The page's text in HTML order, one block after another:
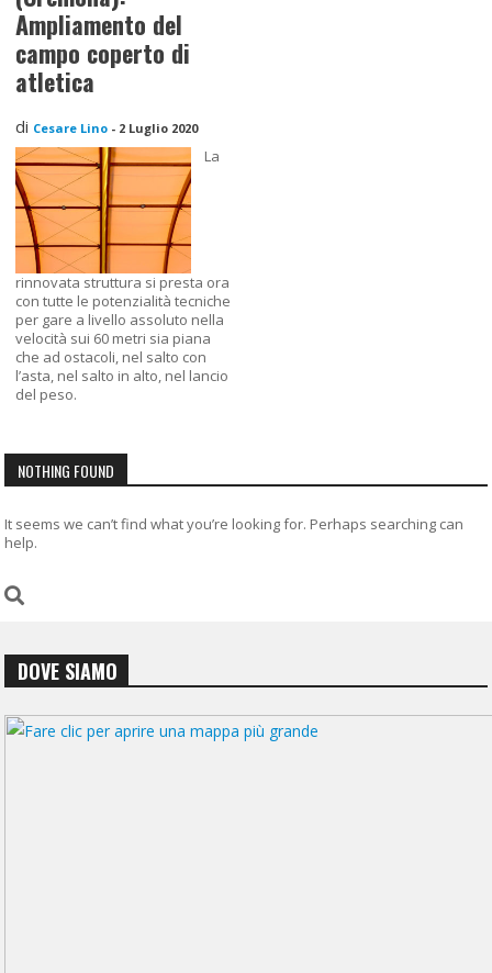
Ampliamento del
campo coperto di
atletica
di Cesare Lino - 2 Luglio 2020
La
rinnovata struttura si presta ora
con tutte le potenzialità tecniche
per gare a livello assoluto nella
velocità sui 60 metri sia piana
che ad ostacoli, nel salto con
l’asta, nel salto in alto, nel lancio
del peso.
NOTHING FOUND
It seems we can’t find what you’re looking for. Perhaps searching can
help.
DOVE SIAMO